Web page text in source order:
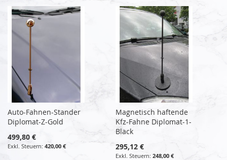
Auto-Fahnen-Stander
Diplomat-Z-Gold
499,80 €
420,00 €
Magnetisch haftende
Kfz-Fahne Diplomat-1-
Black
295,12 €
248,00 €